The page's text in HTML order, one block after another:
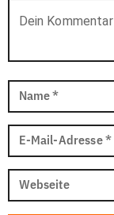
Dein Kommentar
Name *
E-Mail-Adresse *
Webseite